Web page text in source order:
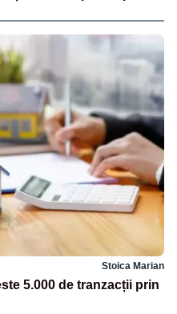
Stoica Marian
5.000 de tranzacții prin